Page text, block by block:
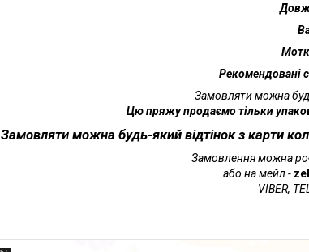
Рекомендовані
Замовляти можна
Цю пряжу продаємо тільки
Замовляти можна будь-який відтінок з карти
Замовлення можна
або на мейл -
VIBER,